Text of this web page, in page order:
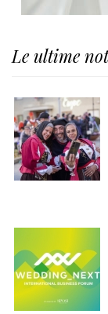
Le ultime